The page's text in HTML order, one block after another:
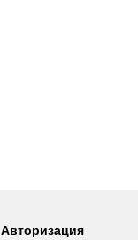
Авторизация